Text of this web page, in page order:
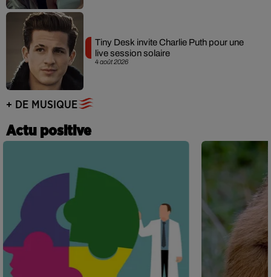
4 août 2026
Tiny Desk invite Charlie Puth pour une
live session solaire
+ DE MUSIQUE
Actu positive